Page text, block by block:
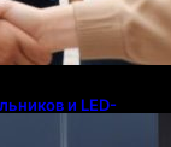
и LED-